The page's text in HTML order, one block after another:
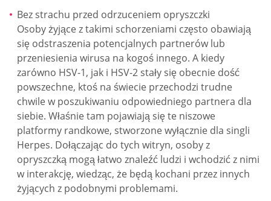
Bez strachu przed odrzuceniem opryszczki
Osoby żyjące z takimi schorzeniami często obawiają
się odstraszenia potencjalnych partnerów lub
przeniesienia wirusa na kogoś innego. A kiedy
zarówno HSV-1, jak i HSV-2 stały się obecnie dość
powszechne, ktoś na świecie przechodzi trudne
chwile w poszukiwaniu odpowiedniego partnera dla
siebie. Właśnie tam pojawiają się te niszowe
platformy randkowe, stworzone wyłącznie dla singli
Herpes. Dołączając do tych witryn, osoby z
opryszczką mogą łatwo znaleźć ludzi i wchodzić z nimi
w interakcję, wiedząc, że będą kochani przez innych
żyjących z podobnymi problemami.